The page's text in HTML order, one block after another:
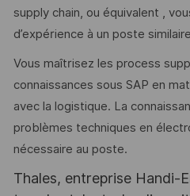
supply chain, ou équivalent ,
d’expérience à un poste
Vous maîtrisez les process
connaissances sous SAP en
avec la logistique. La
problèmes techniques en
nécessaire au poste.
Thales, entreprise Handi-